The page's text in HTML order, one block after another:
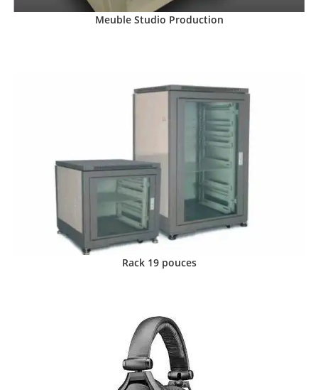
Meuble Studio Production
Rack 19 pouces